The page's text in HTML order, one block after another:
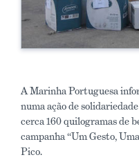
A Marinha Portuguesa
numa ação de
cerca 160 quilogramas de
campanha “Um Gesto,
Pico.